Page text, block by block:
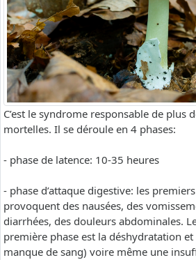
C’est le syndrome responsable de plus
mortelles. Il se déroule en 4 phases:
- phase de latence: 10-35 heures
- phase d’attaque digestive: les
provoquent des nausées, des
diarrhées, des douleurs abdominales.
première phase est la déshydratation
manque de sang) voire même une